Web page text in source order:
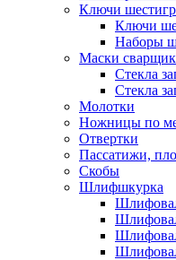
Ключи
Ключи
Наборы
Маски
Стекла
Стекла
Молотки
Ножницы по
Отвертки
Пассатижи,
Скобы
Шлифшкурка